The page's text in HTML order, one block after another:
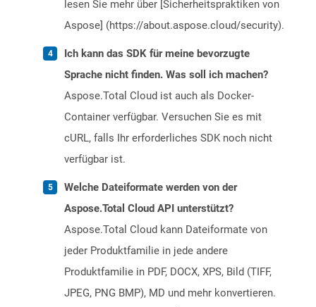
lesen Sie mehr über [Sicherheitspraktiken von
Aspose] (https://about.aspose.cloud/security).
Ich kann das SDK für meine bevorzugte
Sprache nicht finden. Was soll ich machen?
Aspose.Total Cloud ist auch als Docker-
Container verfügbar. Versuchen Sie es mit
cURL, falls Ihr erforderliches SDK noch nicht
verfügbar ist.
Welche Dateiformate werden von der
Aspose.Total Cloud API unterstützt?
Aspose.Total Cloud kann Dateiformate von
jeder Produktfamilie in jede andere
Produktfamilie in PDF, DOCX, XPS, Bild (TIFF,
JPEG, PNG BMP), MD und mehr konvertieren.